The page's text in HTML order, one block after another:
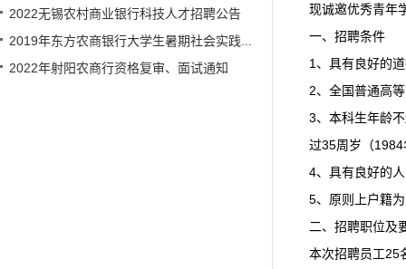
2022无锡农村商业银行科技人才招聘公告
2019年东方农商银行大学生暑期社会实践...
2022年射阳农商行资格复审、面试通知
现诚邀优秀青年
一、招聘条件
1、具有良好的
2、全国普通高
3、本科生年龄
过35周岁（
4、具有良好的
5、原则上户籍
二、招聘职位及
本次招聘员工25